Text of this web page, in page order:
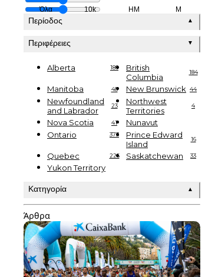
Όλα 10k HM M
Περίοδος ▲
Περιφέρειες ▼
Alberta 186
British
Columbia
184
Manitoba 48 New Brunswick 44
Newfoundland
and Labrador
23
Northwest
Territories
4
Nova Scotia 41
Nunavut
Ontario
373
Prince Edward
Island
16
Quebec 225 Saskatchewan 33
Yukon Territory
Κατηγορία ▲
Άρθρα